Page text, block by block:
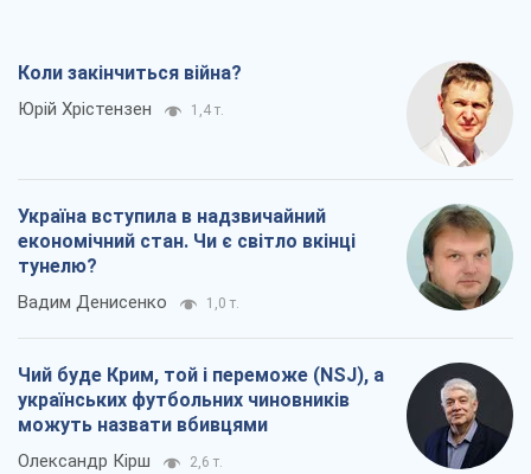
Коли закінчиться війна?
Юрій Хрістензен 1,4 т.
Україна вступила в надзвичайний
економічний стан. Чи є світло вкінці
тунелю?
Вадим Денисенко 1,0 т.
Чий буде Крим, той і переможе (NSJ), а
українських футбольних чиновників
можуть назвати вбивцями
Олександр Кірш 2,6 т.